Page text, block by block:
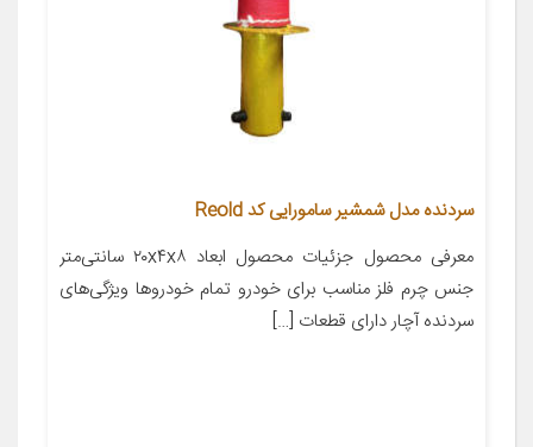
سردنده مدل شمشیر سامورایی کد Reold
معرفی محصول جزئیات محصول ابعاد ۲۰x۴x۸ سانتی‌متر
جنس چرم فلز مناسب برای خودرو تمام خودروها ویژگی‌های
سردنده آچار دارای قطعات […]